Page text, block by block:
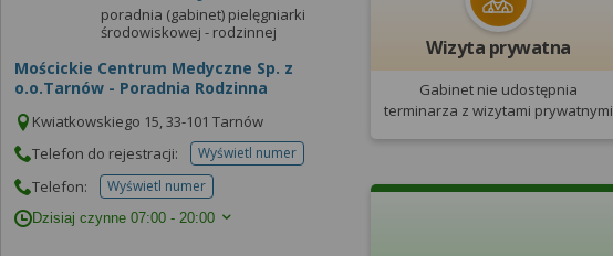
poradnia (gabinet) pielęgniarki
środowiskowej - rodzinnej
Mościckie Centrum Medyczne Sp. z
o.o.Tarnów - Poradnia Rodzinna
Kwiatkowskiego 15, 33-101 Tarnów
Telefon do rejestracji:
Wyświetl numertelefonu do rejestracji
Telefon: Wyświetl numertelefonu do placowki
Dzisiaj czynne 07:00 - 20:00
Wizyta prywatna
Gabinet nie udostępnia
terminarza z wizytami prywatnymi